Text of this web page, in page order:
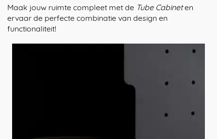
Maak jouw ruimte compleet met de Tube Cabineten
ervaar de perfecte combinatie van design en
functionaliteit!